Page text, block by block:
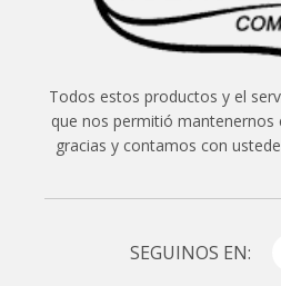
Todos estos productos y el
que nos permitió mantenernos
gracias y contamos con
SEGUINOS EN: